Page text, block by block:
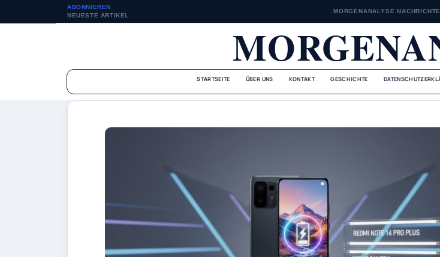
ABONNIEREN
NEUESTE ARTIKEL
MORGENANALYSE
STARTSEITE ÜBER UNS KONTAKT GESCHICHTE